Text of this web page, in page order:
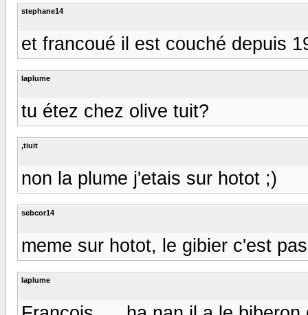
stephane14
et francoué il est couché depuis
laplume
tu étez chez olive tuit?
,tiuit
non la plume j'etais sur hotot ;)
sebcor14
meme sur hotot, le gibier c'est
laplume